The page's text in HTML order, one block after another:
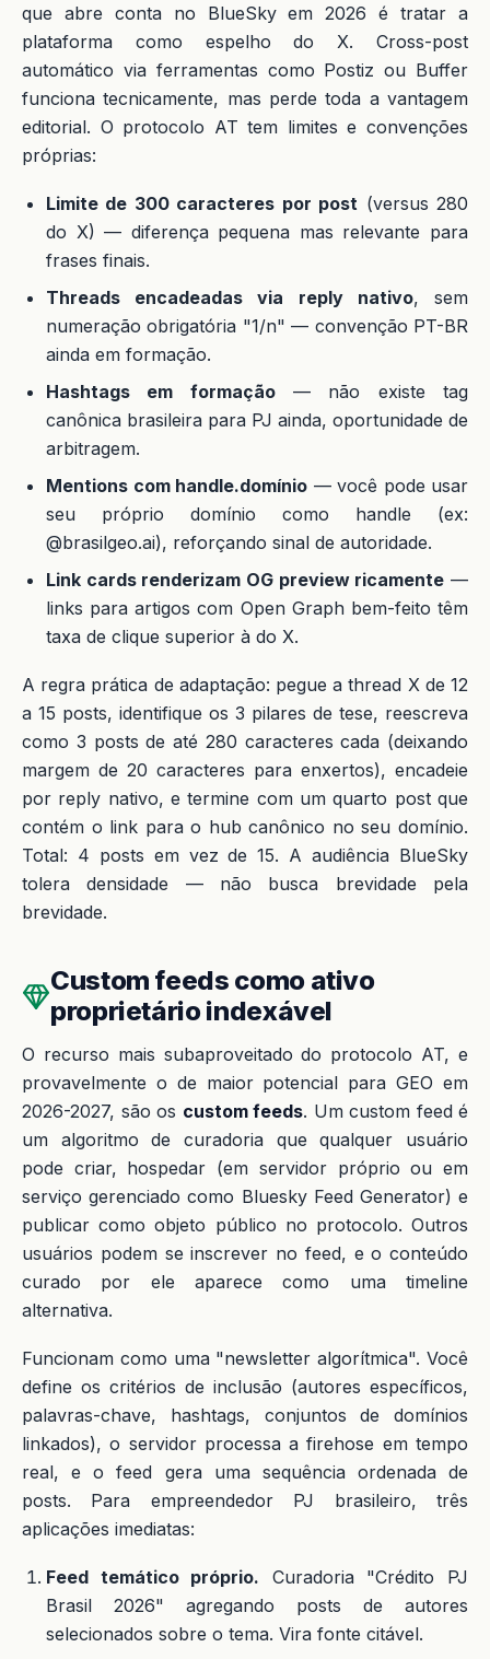
que abre conta no BlueSky em 2026 é tratar a
plataforma como espelho do X. Cross-post
automático via ferramentas como Postiz ou Buffer
funciona tecnicamente, mas perde toda a vantagem
editorial. O protocolo AT tem limites e convenções
próprias:
Limite de 300 caracteres por post (versus 280
do X) — diferença pequena mas relevante para
frases finais.
Threads encadeadas via reply nativo, sem
numeração obrigatória "1/n" — convenção PT-BR
ainda em formação.
Hashtags em formação— não existe tag
canônica brasileira para PJ ainda, oportunidade de
arbitragem.
Mentions com handle.domínio — você pode usar
seu próprio domínio como handle (ex:
@brasilgeo.ai), reforçando sinal de autoridade.
Link cards renderizam OG preview ricamente —
links para artigos com Open Graph bem-feito têm
taxa de clique superior à do X.
A regra prática de adaptação: pegue a thread X de 12
a 15 posts, identifique os 3 pilares de tese, reescreva
como 3 posts de até 280 caracteres cada (deixando
margem de 20 caracteres para enxertos), encadeie
por reply nativo, e termine com um quarto post que
contém o link para o hub canônico no seu domínio.
Total: 4 posts em vez de 15. A audiência BlueSky
tolera densidade — não busca brevidade pela
brevidade.
Custom feeds como ativo
proprietário indexável
O recurso mais subaproveitado do protocolo AT, e
provavelmente o de maior potencial para GEO em
2026-2027, são os custom feeds. Um custom feed é
um algoritmo de curadoria que qualquer usuário
pode criar, hospedar (em servidor próprio ou em
serviço gerenciado como Bluesky Feed Generator) e
publicar como objeto público no protocolo. Outros
usuários podem se inscrever no feed, e o conteúdo
curado por ele aparece como uma timeline
alternativa.
Funcionam como uma "newsletter algorítmica". Você
define os critérios de inclusão (autores específicos,
palavras-chave, hashtags, conjuntos de domínios
linkados), o servidor processa a firehose em tempo
real, e o feed gera uma sequência ordenada de
posts. Para empreendedor PJ brasileiro, três
aplicações imediatas:
Feed temático próprio. Curadoria "Crédito PJ
Brasil 2026" agregando posts de autores
selecionados sobre o tema. Vira fonte citável.